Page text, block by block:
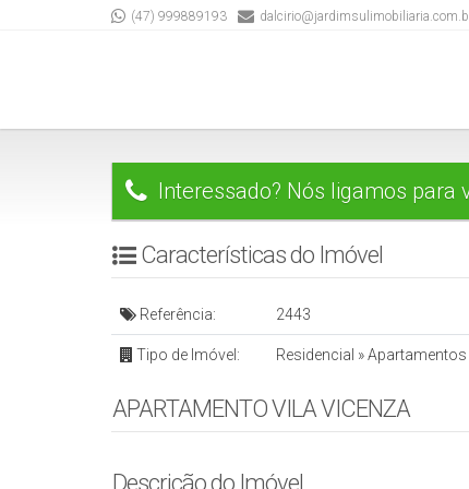
(47) 999889193
Interessado? Nós ligamos para
Características do Imóvel
Referência: 2443
Tipo de Imóvel: Residencial »Apartamentos
APARTAMENTO VILA VICENZA
Descrição do Imóvel